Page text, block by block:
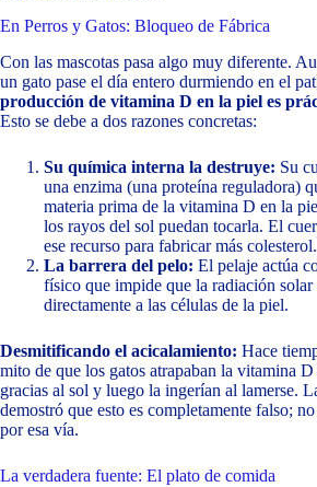
En Perros y Gatos: Bloqueo de Fábrica
Con las mascotas pasa algo muy diferente.
un gato pase el día entero durmiendo en el
producción de vitamina D en la piel es
Esto se debe a dos razones concretas:
Su química interna la destruye: Su
una enzima (una proteína reguladora)
materia prima de la vitamina D en la
los rayos del sol puedan tocarla. El
ese recurso para fabricar más colesterol.
La barrera del pelo: El pelaje actúa
físico que impide que la radiación solar
directamente a las células de la piel.
Desmitificando el acicalamiento: Hace
mito de que los gatos atrapaban la vitamina
gracias al sol y luego la ingerían al lamerse.
demostró que esto es completamente falso;
por esa vía.
La verdadera fuente: El plato de comida